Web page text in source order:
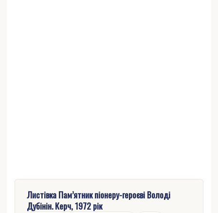
Листівка Пам’ятник піонеру-героєві Володі
Дубінін. Керч, 1972 рік